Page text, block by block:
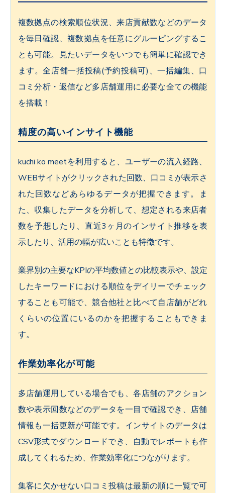
複数拠点の検索順位状況、来店貢献数などのデータ
を毎日確認、複数拠点を任意にグルーピングするこ
とも可能。見たいデータをいつでも簡単に確認でき
ます。全店舗一括投稿(予約投稿可)、一括編集、口
コミ分析・返信など多店舗運用に必要な全ての機能
を搭載！
精度の高いインサイト機能
kuchi ko meetを利用すると、ユーザーの流入経路、
WEBサイトがクリックされた回数、口コミが表示さ
れた回数などあらゆるデータが把握できます。ま
た、収集したデータを分析して、想定される来店者
数を予想したり、直近3ヶ月のインサイト推移を表
示したり、活用の幅が広いことも特徴です。
業界別の主要なKPIの平均数値との比較表示や、設定
したキーワードにおける順位をデイリーでチェック
することも可能で、競合他社と比べて自店舗がどれ
くらいの位置にいるのかを把握することもできま
す。
作業効率化が可能
多店舗運用している場合でも、各店舗のアクション
数や表示回数などのデータを一目で確認でき、店舗
情報も一括更新が可能です。インサイトのデータは
CSV形式でダウンロードでき、自動でレポートも作
成してくれるため、作業効率化につながります。
集客に欠かせない口コミ投稿は最新の順に一覧で可